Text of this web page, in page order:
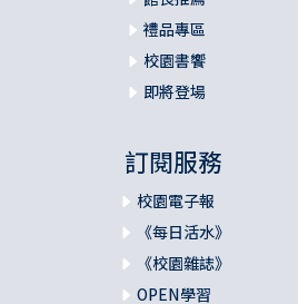
禮品專區
校園書饗
即將登場
訂閱服務
校園電子報
《每日活水》
《校園雜誌》
OPEN學習